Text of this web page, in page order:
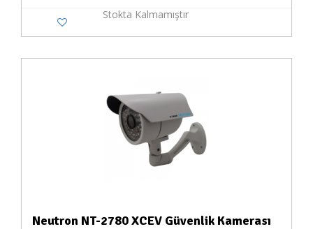
Stokta Kalmamıştır
Neutron NT-2780 XCEV Güvenlik Kamerası